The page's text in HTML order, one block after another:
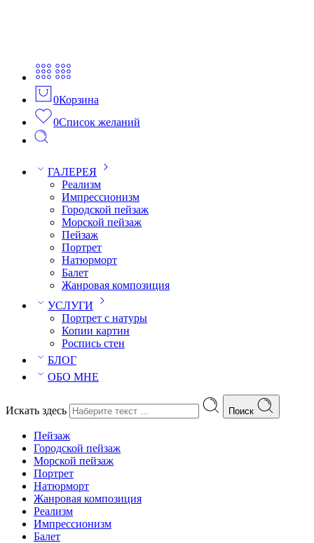
0Корзина
0Список желаний
ГАЛЕРЕЯ
Реализм
Импрессионизм
Городской пейзаж
Морской пейзаж
Пейзаж
Портрет
Натюрморт
Балет
Жанровая композиция
УСЛУГИ
Портрет с натуры
Копии картин
Роспись стен
БЛОГ
ОБО МНЕ
Искать здесь Поиск
Пейзаж
Городской пейзаж
Морской пейзаж
Портрет
Натюрморт
Жанровая композиция
Реализм
Импрессионизм
Балет